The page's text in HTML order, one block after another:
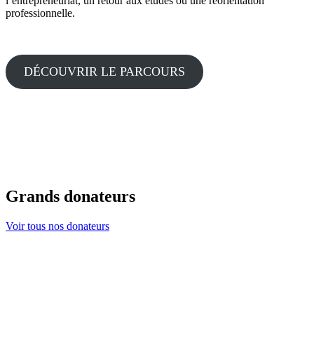
professionnelle.
DÉCOUVRIR LE PARCOURS
Grands donateurs
Voir tous nos donateurs